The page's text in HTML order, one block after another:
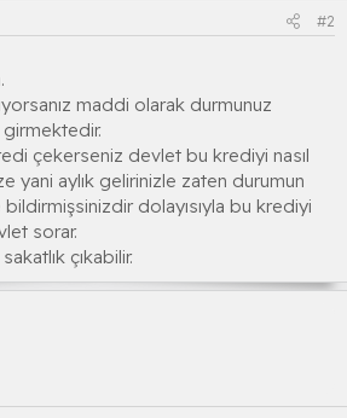
#2
maddi olarak durmunuz
girmektedir.
çekerseniz devlet bu krediyi nasıl
yani aylık gelirinizle zaten durumun
bildirmişsinizdir dolayısıyla bu krediyi
sorar.
çıkabilir.